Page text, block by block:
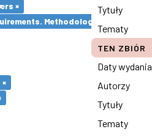
×
Methodological remarks ×
Tytuły
Tematy
TEN ZBIÓR
Daty wydania
Autorzy
Tytuły
Tematy